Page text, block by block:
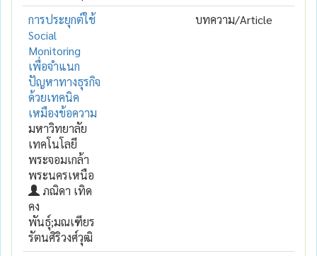
การประยุกต์ใช้
Social
Monitoring
เพื่อจำแนก
ปัญหาทางธุรกิจ
ด้วยเทคนิค
เหมืองข้อความ
มหาวิทยาลัย
เทคโนโลยี
พระจอมเกล้า
พระนครเหนือ
ภณิดา เทิด
คง
พันธุ์;มณเฑียร
รัตนศิริวงศ์วุฒิ
บทความ/Article